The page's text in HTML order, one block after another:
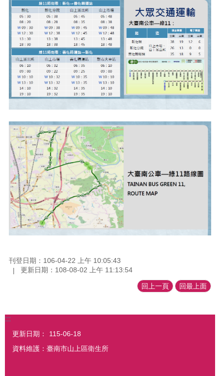
刊登日期：106-04-22 上午 10:05:43
更新日期：108-08-02 上午 11:13:54
回上一頁 回最上面
:::
更新日期：
115-06-18
資料維護：臺南市山上區衛生所